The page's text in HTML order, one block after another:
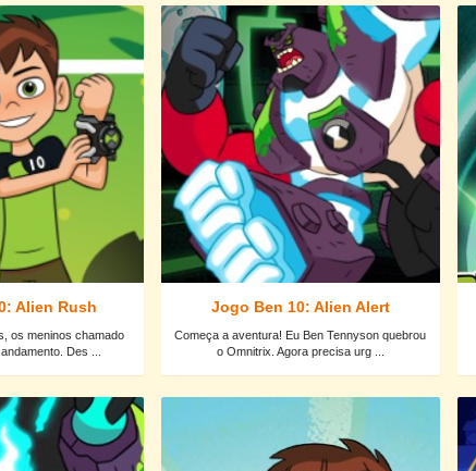
Alien Rush
os meninos chamado
Des ...
Jogo Ben 10: Alien Alert
Começa a aventura! Eu Ben Tennyson quebrou
o Omnitrix. Agora precisa urg ...